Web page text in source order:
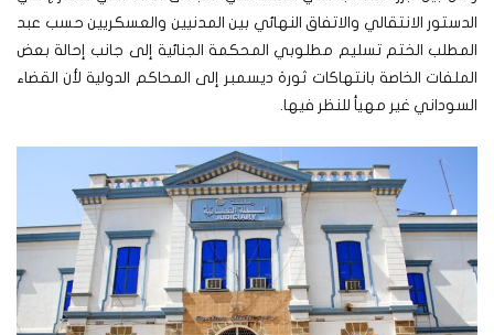
الدستور الانتقالي والاتفاق النهائي بين المدنيين والعسكريين حسب عبد
المطلب الختم تسليم مطلوبي المحكمة الجنائية إلى جانب إحالة بعض
الملفات الخاصة بانتهاكات ثورة ديسمبر إلى المحاكم الدولية لأن القضاء
السوداني غير مهيأ للنظر فيها.